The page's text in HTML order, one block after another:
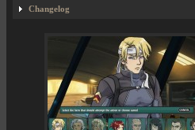
Changelog